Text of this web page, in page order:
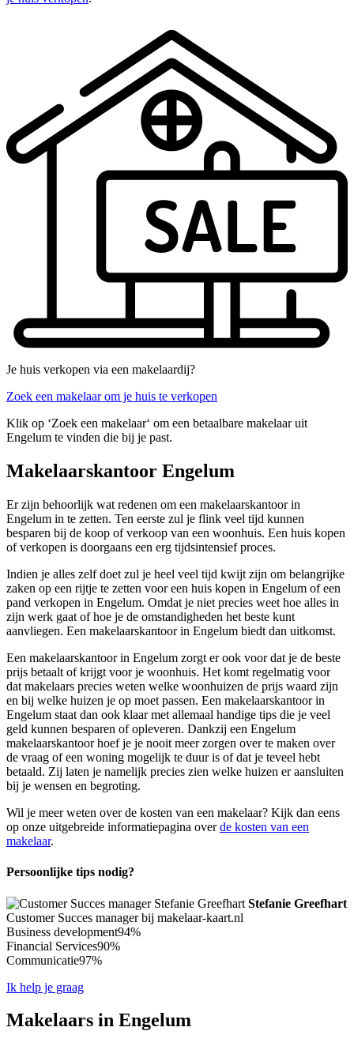
Je huis verkopen via een makelaardij?
Zoek een makelaar om je huis te verkopen
Klik op ‘Zoek een makelaar‘ om een betaalbare makelaar uit
Engelum te vinden die bij je past.
Makelaarskantoor Engelum
Er zijn behoorlijk wat redenen om een makelaarskantoor in
Engelum in te zetten. Ten eerste zul je flink veel tijd kunnen
besparen bij de koop of verkoop van een woonhuis. Een huis kopen
of verkopen is doorgaans een erg tijdsintensief proces.
Indien je alles zelf doet zul je heel veel tijd kwijt zijn om belangrijke
zaken op een rijtje te zetten voor een huis kopen in Engelum of een
pand verkopen in Engelum. Omdat je niet precies weet hoe alles in
zijn werk gaat of hoe je de omstandigheden het beste kunt
aanvliegen. Een makelaarskantoor in Engelum biedt dan uitkomst.
Een makelaarskantoor in Engelum zorgt er ook voor dat je de beste
prijs betaalt of krijgt voor je woonhuis. Het komt regelmatig voor
dat makelaars precies weten welke woonhuizen de prijs waard zijn
en bij welke huizen je op moet passen. Een makelaarskantoor in
Engelum staat dan ook klaar met allemaal handige tips die je veel
geld kunnen besparen of opleveren. Dankzij een Engelum
makelaarskantoor hoef je je nooit meer zorgen over te maken over
de vraag of een woning mogelijk te duur is of dat je teveel hebt
betaald. Zij laten je namelijk precies zien welke huizen er aansluiten
bij je wensen en begroting.
Wil je meer weten over de kosten van een makelaar? Kijk dan eens
op onze uitgebreide informatiepagina overde kosten van een
makelaar.
Persoonlijke tips nodig?
Stefanie Greefhart
Customer Succes manager bij makelaar-kaart.nl
Business development94%
Financial Services90%
Communicatie97%
Ik help je graag
Makelaars in Engelum